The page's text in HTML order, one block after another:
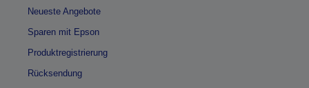
Neueste Angebote
Sparen mit Epson
Produktregistrierung
Rücksendung